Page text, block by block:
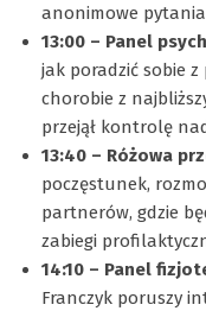
anonimowe pytania
13:00 – Panel
jak poradzić sobie
chorobie z
przejął kontrolę
13:40 – Różowa
poczęstunek,
partnerów, gdzie
zabiegi
14:10 – Panel
Franczyk poruszy